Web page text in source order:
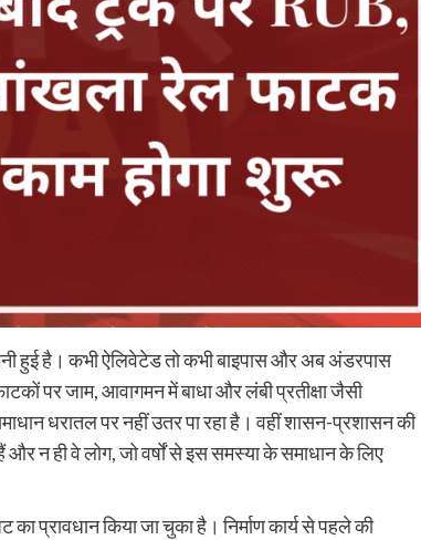
हुई है। कभी ऐलिवेटेड तो कभी बाइपास और अब अंडरपास
पर जाम, आवागमन में बाधा और लंबी प्रतीक्षा जैसी
धरातल पर नहीं उतर पा रहा है। वहीं शासन-प्रशासन की
और न ही वे लोग, जो वर्षों से इस समस्या के समाधान के लिए
प्रावधान किया जा चुका है। निर्माण कार्य से पहले की